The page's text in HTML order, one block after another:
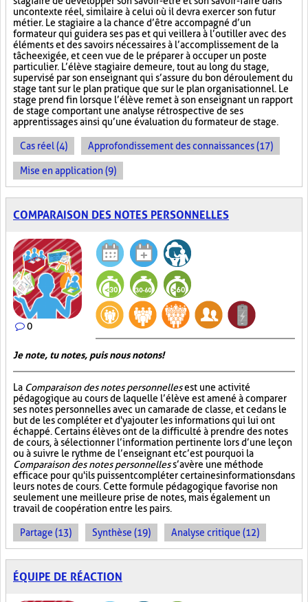
un contexte réel, similaire à celui où il devra exercer son futur
métier. Le stagiaire a la chance d’être accompagné d’un
formateur qui guidera ses pas et qui veillera à l’outiller avec des
éléments et des savoirs nécessaires à l’accomplissement de la
tâche exigée, et ce en vue de le préparer à occuper un poste
particulier. L’élève stagiaire demeure, tout au long du stage,
supervisé par son enseignant qui s’assure du bon déroulement du
stage tant sur le plan pratique que sur le plan organisationnel. Le
stage prend fin lorsque l’élève remet à son enseignant un rapport
de stage comportant une analyse rétrospective de ses
apprentissages ainsi qu’une évaluation du formateur de stage.
Cas réel (4) Approfondissement des connaissances (17)
Mise en application (9)
COMPARAISON DES NOTES PERSONNELLES
0
Je note, tu notes, puis nous notons!
La Comparaison des notes personnellesest une activité
pédagogique au cours de laquelle l’élève est amené à comparer
ses notes personnelles avec un camarade de classe, et ce dans le
but de les compléter et d'y ajouter les informations qui lui ont
échappé. Certains élèves ont de la difficulté à prendre des notes
de cours, à sélectionner l’information pertinente lors d’une leçon
ou à suivre le rythme de l’enseignant et c’est pourquoi la
Comparaison des notes personnelless’avère une méthode
efficace pour qu'ils puissent compléter certaines informations dans
leurs notes de cours. Cette formule pédagogique favorise non
seulement une meilleure prise de notes, mais également un
travail de coopération entre les pairs.
Partage (13) Synthèse (19) Analyse critique (12)
ÉQUIPE DE RÉACTION